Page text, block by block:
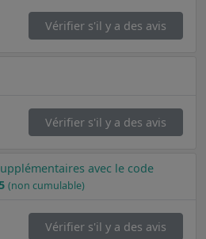
Vérifier s'il y a des avis
Vérifier s'il y a des avis
avec le code
(non cumulable)
Vérifier s'il y a des avis